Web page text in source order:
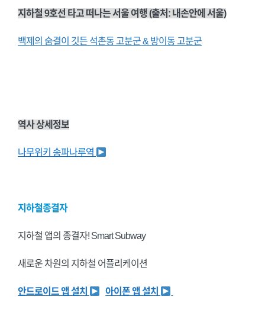
지하철 9호선 타고 떠나는 서울 여행 (출처: 내손안에 서울)
백제의 숨결이 깃든 석촌동 고분군 & 방이동 고분군
역사 상세정보
나무위키 송파나루역
지하철종결자
지하철 앱의 종결자! Smart Subway
새로운 차원의 지하철 어플리케이션
안드로이드 앱 설치 아이폰 앱 설치